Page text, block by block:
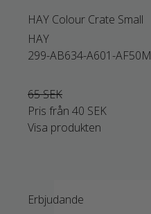
HAY Colour Crate Small
HAY
299-AB634-A601-AF50M
65 SEK
Pris från 40 SEK
Visa produkten
Erbjudande